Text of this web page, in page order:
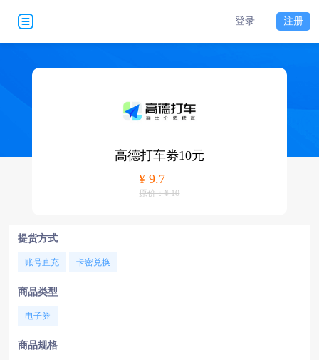
登录 注册
高德打车劵10元
¥ 9.7
原价：¥ 10
提货方式
账号直充 卡密兑换
商品类型
电子券
商品规格